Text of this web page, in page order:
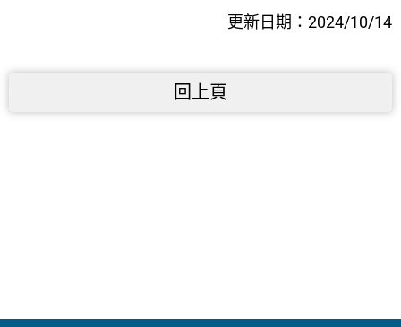
更新日期：2024/10/14
回上頁